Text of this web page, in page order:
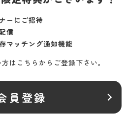
ーにご招待
信
マッチング通知機能
はこちらからご登録下さい。
員登録